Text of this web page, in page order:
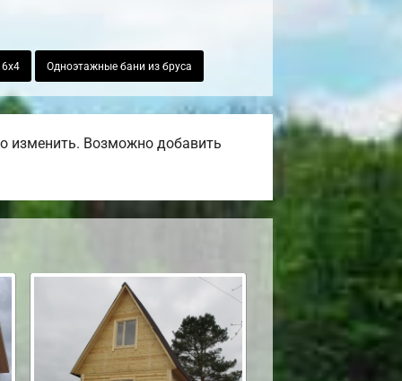
Одноэтажные бани из бруса
изменить. Возможно добавить